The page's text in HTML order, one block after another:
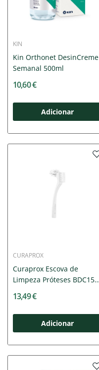
KIN
Kin Orthonet DesinCreme
Semanal 500ml
10,60 €
Adicionar
CURAPROX
Curaprox Escova de
Limpeza Próteses BDC150
13,49 €
Adicionar